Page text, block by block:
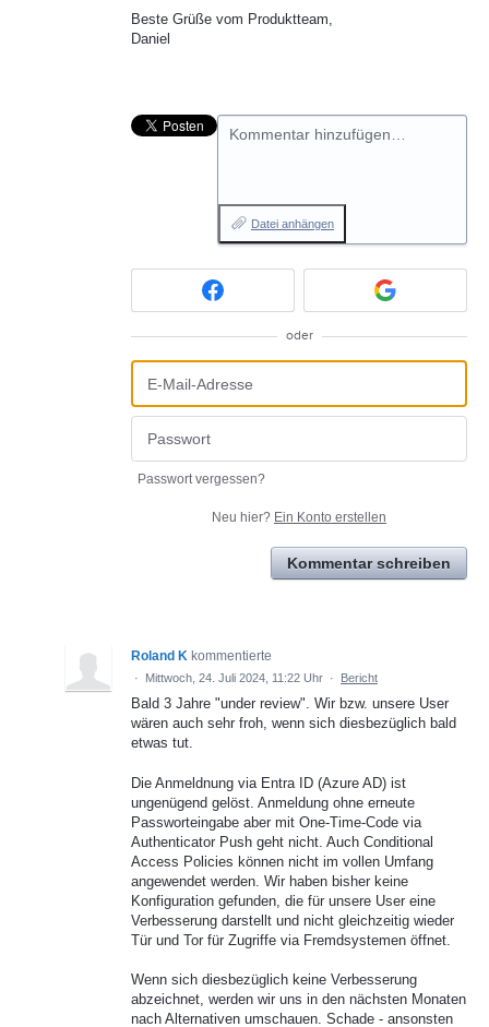
Beste Grüße vom Produktteam,
Daniel
Kommentar hinzufügen…
Datei anhängen
oder
Passwort vergessen?
Neu hier? Ein Konto erstellen
Kommentar schreiben
Roland K kommentierte
· Mittwoch, 24. Juli 2024, 11:22 Uhr · Bericht
Bald 3 Jahre "under review". Wir bzw. unsere User
wären auch sehr froh, wenn sich diesbezüglich bald
etwas tut.
Die Anmeldnung via Entra ID (Azure AD) ist
ungenügend gelöst. Anmeldung ohne erneute
Passworteingabe aber mit One-Time-Code via
Authenticator Push geht nicht. Auch Conditional
Access Policies können nicht im vollen Umfang
angewendet werden. Wir haben bisher keine
Konfiguration gefunden, die für unsere User eine
Verbesserung darstellt und nicht gleichzeitig wieder
Tür und Tor für Zugriffe via Fremdsystemen öffnet.
Wenn sich diesbezüglich keine Verbesserung
abzeichnet, werden wir uns in den nächsten Monaten
nach Alternativen umschauen. Schade - ansonsten